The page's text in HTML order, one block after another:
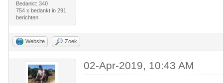
Bedankt: 340
754 x bedankt in 291
berichten
Website Zoek
02-Apr-2019, 10:43 AM